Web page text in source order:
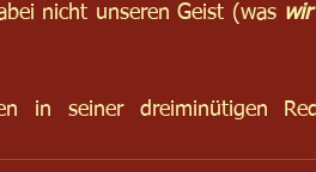
nicht unseren Geist (was wir
in seiner dreiminütigen